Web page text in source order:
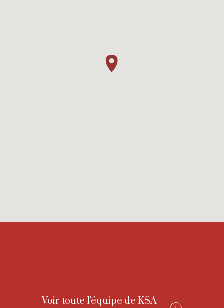
Voir toute l'équipe de KSA